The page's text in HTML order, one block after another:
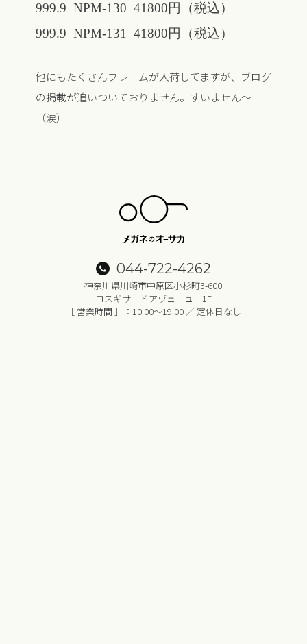
999.9 NPM-130 41800円（税込）
999.9 NPM-131 41800円（税込）
他にもたくさんフレームが入荷してますが、ブログ
の掲載が追いついておりません。すいません〜
（涙）
044-722-4262
神奈川県川崎市中原区小杉町3-600
コスギサードアヴェニュー1F
［ 営業時間 ］：10:00～19:00 ／ 定休日なし